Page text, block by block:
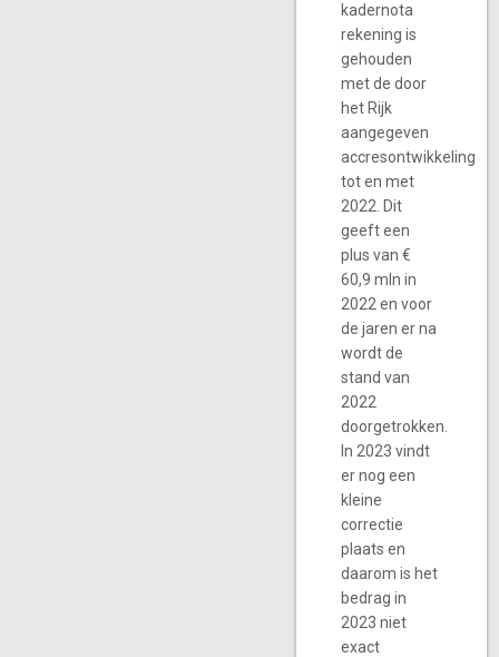
kadernota
rekening is
gehouden
met de door
het Rijk
aangegeven
accresontwikkeling
tot en met
2022. Dit
geeft een
plus van €
60,9 mln in
2022 en voor
de jaren er na
wordt de
stand van
2022
doorgetrokken.
In 2023 vindt
er nog een
kleine
correctie
plaats en
daarom is het
bedrag in
2023 niet
exact